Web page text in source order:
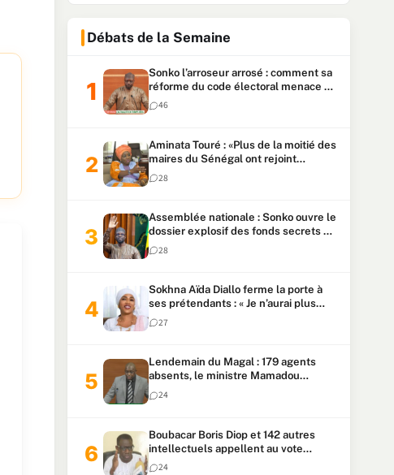
Débats de la Semaine
Sonko l’arroseur arrosé : comment sa
réforme du code électoral menace sa
candidature
46
Aminata Touré : «Plus de la moitié des
maires du Sénégal ont rejoint
Kiiraay»
28
Assemblée nationale : Sonko ouvre le
dossier explosif des fonds secrets et
du patrimoine présidentiel
28
Sokhna Aïda Diallo ferme la porte à
ses prétendants : « Je n’aurai plus
jamais un autre mari »
27
Lendemain du Magal : 179 agents
absents, le ministre Mamadou
Lamine Dianté exige des explications
24
Boubacar Boris Diop et 142 autres
intellectuels appellent au vote
urgent de la révision
24